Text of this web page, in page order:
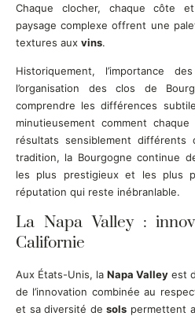
Chaque clocher, chaque côte
paysage complexe offrent une
textures aux vins.
Historiquement, l’importance
l’organisation des clos de
comprendre les différences
minutieusement comment
résultats sensiblement différents
tradition, la Bourgogne continue
les plus prestigieux et les plus
réputation qui reste inébranlable.
La Napa Valley :
Californie
Aux États-Unis, la Napa Valley est
de l’innovation combinée au
et sa diversité desols permettent